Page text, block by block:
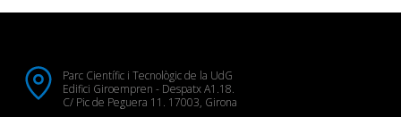
Parc Científic i Tecnològic de la UdG
Edifici Giroempren - Despatx A1.18.
C/ Pic de Peguera 11. 17003, Girona